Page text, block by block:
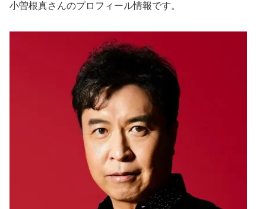
小曽根真さんのプロフィール情報です。